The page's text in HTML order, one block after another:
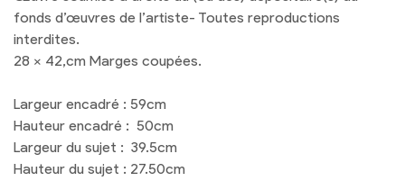
fonds d’œuvres de l’artiste- Toutes reproductions
interdites.
28 x 42,cm Marges coupées.
Largeur encadré : 59cm
Hauteur encadré : 50cm
Largeur du sujet : 39.5cm
Hauteur du sujet : 27.50cm